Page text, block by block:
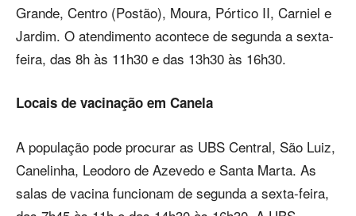
Grande, Centro (Postão), Moura, Pórtico II, Carniel e
Jardim. O atendimento acontece de segunda a sexta-
feira, das 8h às 11h30 e das 13h30 às 16h30.
Locais de vacinação em Canela
A população pode procurar as UBS Central, São Luiz,
Canelinha, Leodoro de Azevedo e Santa Marta. As
salas de vacina funcionam de segunda a sexta-feira,